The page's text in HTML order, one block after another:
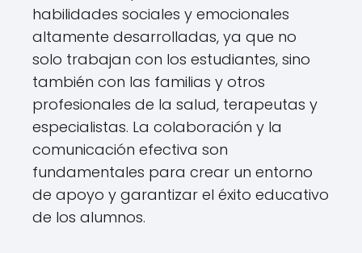
habilidades sociales y emocionales
altamente desarrolladas, ya que no
solo trabajan con los estudiantes, sino
también con las familias y otros
profesionales de la salud, terapeutas y
especialistas. La colaboración y la
comunicación efectiva son
fundamentales para crear un entorno
de apoyo y garantizar el éxito educativo
de los alumnos.